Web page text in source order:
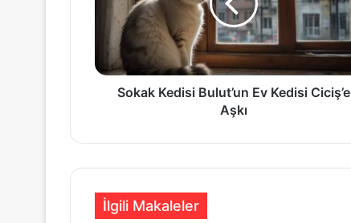
Ciciş’e
Sokak Kedisi Bulut’un Ev Kedisi Ciciş’e
Aşkı
İlgili Makaleler